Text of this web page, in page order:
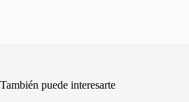
También puede interesarte